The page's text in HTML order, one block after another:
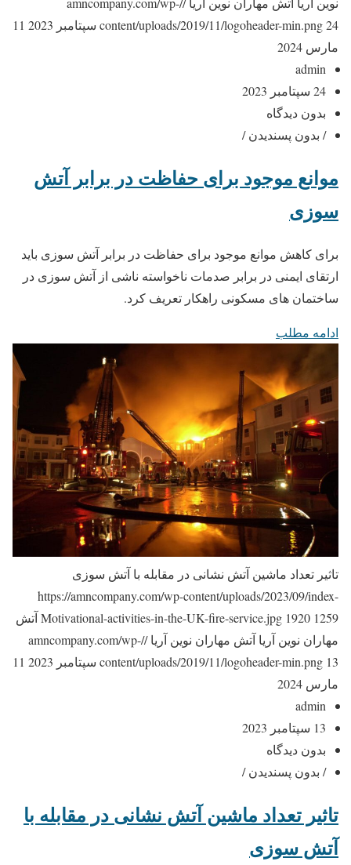
content/uploads/2019/11/logoheader-min.png24 سپتامبر 2023
11
مارس 2024
admin
24 سپتامبر 2023
بدون دیدگاه
/ بدون پسندیدن /
موانع موجود برای حفاظت در برابر آتش
سوزی
برای کاهش موانع موجود برای حفاظت در برابر آتش سوزی باید
ارتقای ایمنی در برابر صدمات ناخواسته ناشی از آتش سوزی در
ساختمان های مسکونی راهکار تعریف کرد.
ادامه مطلب
تاثیر تعداد ماشین آتش نشانی در مقابله با آتش سوزی
https://amncompany.com/wp-content/uploads/2023/09/index-
Motivational-activities-in-the-UK-fire-service.jpg 1920 1259
آتش
مهاران نوین آریا آتش مهاران نوین آریا
//amncompany.com/wp-
content/uploads/2019/11/logoheader-min.png 13 سپتامبر 2023
11
مارس 2024
admin
13 سپتامبر 2023
بدون دیدگاه
/ بدون پسندیدن /
تاثیر تعداد ماشین آتش نشانی در مقابله با
آتش سوزی